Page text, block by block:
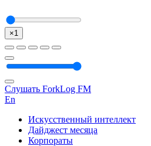
×1
Слушать ForkLog FM
En
Искусственный интеллект
Дайджест месяца
Корпораты